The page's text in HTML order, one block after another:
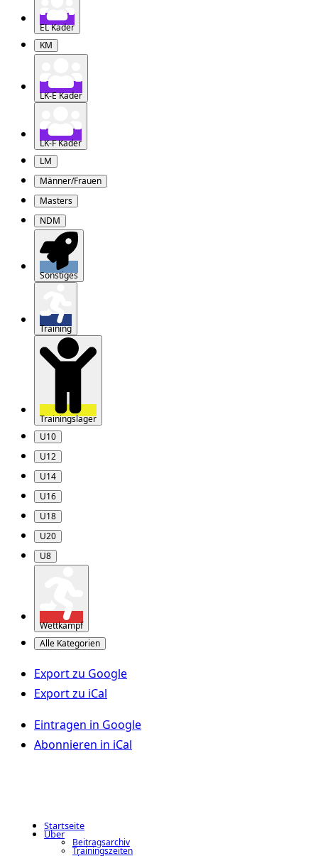
EL Kader
KM
LK-E Kader
LK-F Kader
LM
Männer/Frauen
Masters
NDM
Sonstiges
Training
Trainingslager
U10
U12
U14
U16
U18
U20
U8
Wettkampf
Alle Kategorien
Export zu Google
Export zu iCal
Eintragen in Google
Abonnieren in iCal
Startseite
Über
Beitragsarchiv
Trainingszeiten